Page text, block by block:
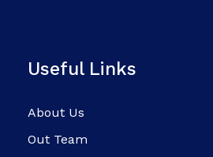
Useful Links
About Us
Out Team